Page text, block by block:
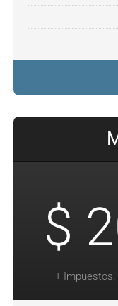
$
+